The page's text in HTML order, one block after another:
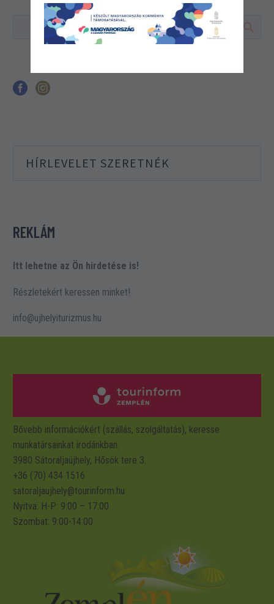
HÍRLEVELET SZERETNÉK
REKLÁM
Itt lehetne az Ön hirdetése is!
Részletekért keressen minket!
info@ujhelyiturizmus.hu
Bővebb információkért (szállás, szolgáltatás), keresse
munkatársainkat irodánkban.
3980 Sátoraljaújhely, Hősök tere 3.
+36 (70) 434 1516
satoraljaujhely@tourinform.hu
Nyitva: H-P: 9:00 – 17:00
Szombat: 9:00-14:00